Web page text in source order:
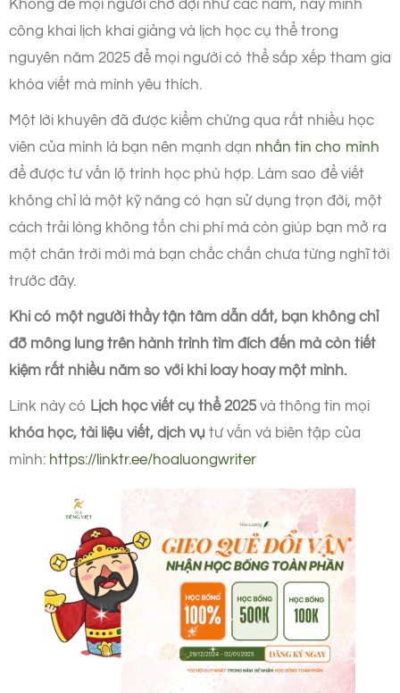
Không để mọi người chờ đợi như các năm, nay mình
công khai lịch khai giảng và lịch học cụ thể trong
nguyên năm 2025 để mọi người có thể sắp xếp tham gia
khóa viết mà mình yêu thích.
Một lời khuyên đã được kiểm chứng qua rất nhiều học
viên của mình là bạn nên mạnh dạn nhắn tin cho mình
để được tư vấn lộ trình học phù hợp. Làm sao để viết
không chỉ là một kỹ năng có hạn sử dụng trọn đời, một
cách trải lòng không tốn chi phí mà còn giúp bạn mở ra
một chân trời mới mà bạn chắc chắn chưa từng nghĩ tới
trước đây.
Khi có một người thầy tận tâm dẫn dắt, bạn không chỉ
đỡ mông lung trên hành trình tìm đích đến mà còn tiết
kiệm rất nhiều năm so với khi loay hoay một mình.
Link này có Lịch học viết cụ thể 2025và thông tin mọi
khóa học, tài liệu viết, dịch vụ tư vấn và biên tập của
mình: https://linktr.ee/hoaluongwriter